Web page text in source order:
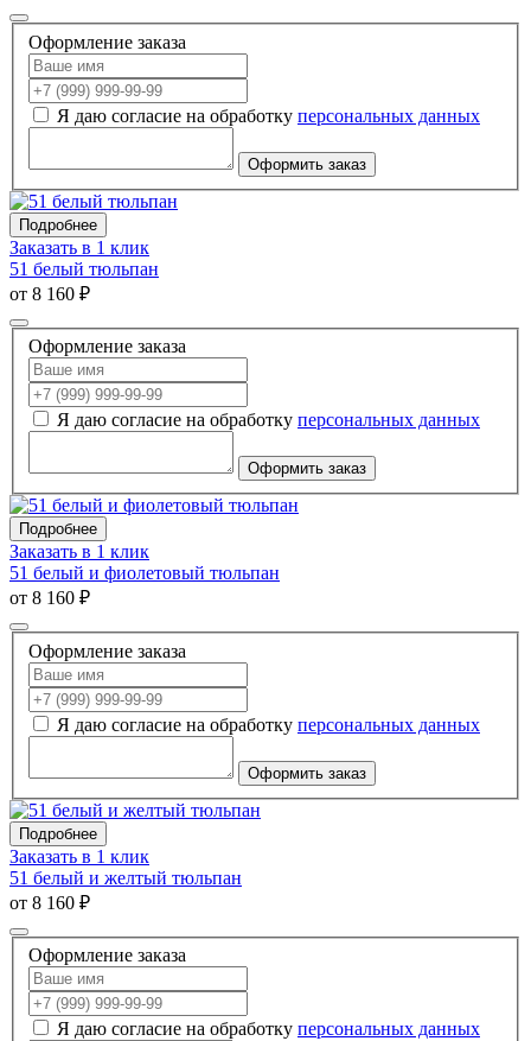
Оформление заказа
Я даю согласие на обработку персональных данных
Оформить заказ
Подробнее
Заказать в 1 клик
51 белый тюльпан
от 8 160 ₽
Оформление заказа
Я даю согласие на обработку персональных данных
Оформить заказ
Подробнее
Заказать в 1 клик
51 белый и фиолетовый тюльпан
от 8 160 ₽
Оформление заказа
Я даю согласие на обработку персональных данных
Оформить заказ
Подробнее
Заказать в 1 клик
51 белый и желтый тюльпан
от 8 160 ₽
Оформление заказа
Я даю согласие на обработку персональных данных